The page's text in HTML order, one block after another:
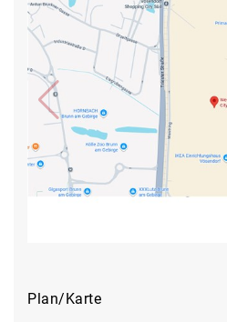
Plan/Karte